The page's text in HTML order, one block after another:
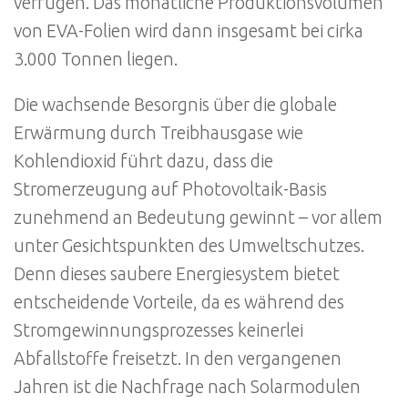
von EVA-Folien wird dann insgesamt bei cirka
3.000 Tonnen liegen.
Die wachsende Besorgnis über die globale
Erwärmung durch Treibhausgase wie
Kohlendioxid führt dazu, dass die
Stromerzeugung auf Photovoltaik-Basis
zunehmend an Bedeutung gewinnt – vor allem
unter Gesichtspunkten des Umweltschutzes.
Denn dieses saubere Energiesystem bietet
entscheidende Vorteile, da es während des
Stromgewinnungsprozesses keinerlei
Abfallstoffe freisetzt. In den vergangenen
Jahren ist die Nachfrage nach Solarmodulen